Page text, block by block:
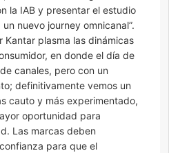
la IAB y presentar el estudio
nuevo journey omnicanal”.
Kantar plasma las dinámicas
en donde el día de
canales, pero con un
definitivamente vemos un
cauto y más experimentado,
oportunidad para
Las marcas deben
para que el